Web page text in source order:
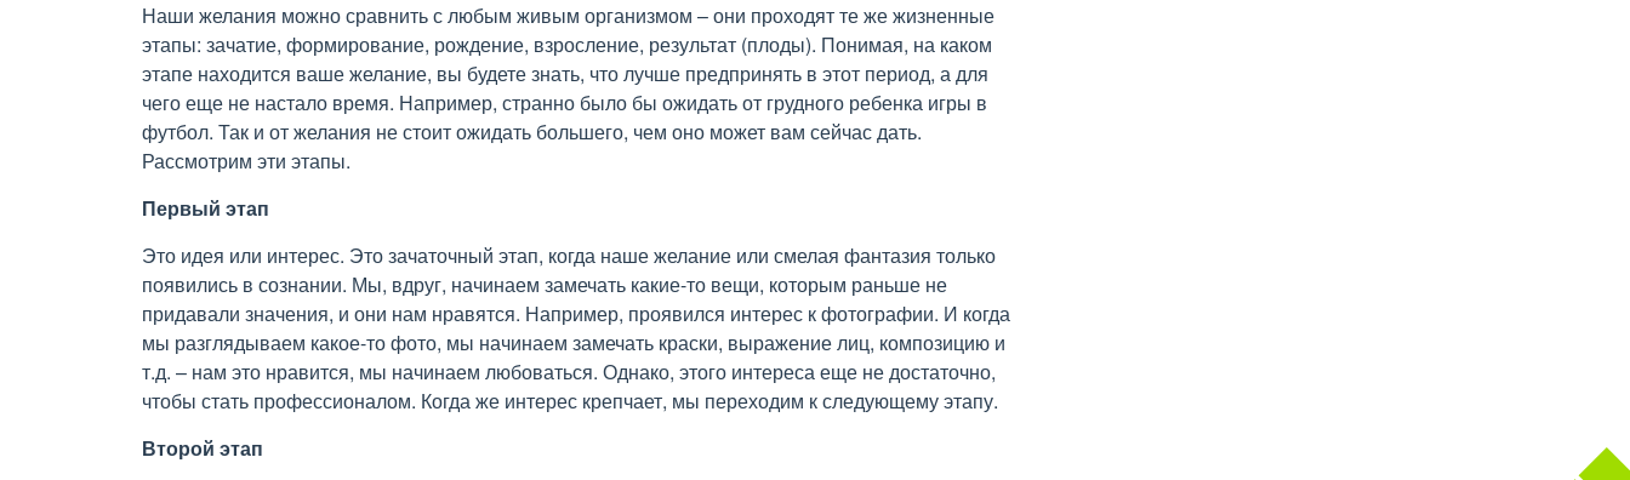
Наши желания можно сравнить с любым живым организмом – они проходят те же жизненные
этапы: зачатие, формирование, рождение, взросление, результат (плоды). Понимая, на каком
этапе находится ваше желание, вы будете знать, что лучше предпринять в этот период, а для
чего еще не настало время. Например, странно было бы ожидать от грудного ребенка игры в
футбол. Так и от желания не стоит ожидать большего, чем оно может вам сейчас дать.
Рассмотрим эти этапы.
Первый этап
Это идея или интерес. Это зачаточный этап, когда наше желание или смелая фантазия только
появились в сознании. Мы, вдруг, начинаем замечать какие-то вещи, которым раньше не
придавали значения, и они нам нравятся. Например, проявился интерес к фотографии. И когда
мы разглядываем какое-то фото, мы начинаем замечать краски, выражение лиц, композицию и
т.д. – нам это нравится, мы начинаем любоваться. Однако, этого интереса еще не достаточно,
чтобы стать профессионалом. Когда же интерес крепчает, мы переходим к следующему этапу.
Второй этап